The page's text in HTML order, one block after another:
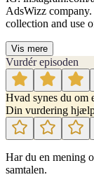
AdsWizz
collection and use
Vis mere
Vurdér episoden
Hvad synes du om
Din vurdering
Har du en mening
samtalen.